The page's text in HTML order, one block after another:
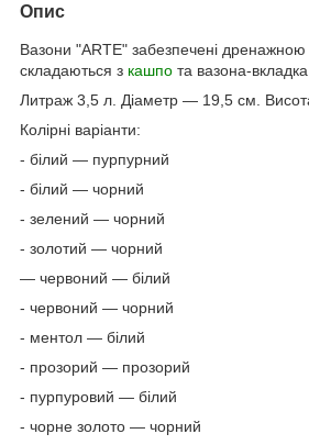
Опис
Вазони "ARTE" забезпечені
складаються з кашпо та вазона-вкладка.
Литраж 3,5 л. Діаметр — 19,5 см.
Колірні варіанти:
- білий — пурпурний
- білий — чорний
- зелений — чорний
- золотий — чорний
— червоний — білий
- червоний — чорний
- ментол — білий
- прозорий — прозорий
- пурпуровий — білий
- чорне золото — чорний